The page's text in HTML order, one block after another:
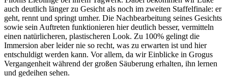
auch deutlich länger zu Gesicht als noch im zweiten Staffelfinale: er
geht, rennt und springt umher. Die Nachbearbeitung seines Gesichts
sowie sein Auftreten funktionieren hier deutlich besser, vermitteln
einen natürlicheren, plastischeren Look. Zu 100% gelingt die
Immersion aber leider nie so recht, was zu erwarten ist und hier
entschuldigt werden kann. Vor allem, da wir Einblicke in Grogus
Vergangenheit während der großen Säuberung erhalten, ihn lernen
und gedeihen sehen.